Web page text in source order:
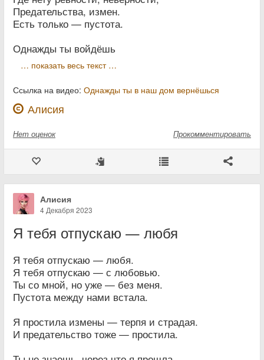
Предательства, измен.
Есть только — пустота.
Однажды ты войдёшь
… показать весь текст …
Ссылка на видео: Однажды ты в наш дом вернёшься
Алисия
Нет оценок Прокомментировать
Алисия
4 Декабря 2023
Я тебя отпускаю — любя
Я тебя отпускаю — любя.
Я тебя отпускаю — с любовью.
Ты со мной, но уже — без меня.
Пустота между нами встала.
Я простила измены — терпя и страдая.
И предательство тоже — простила.